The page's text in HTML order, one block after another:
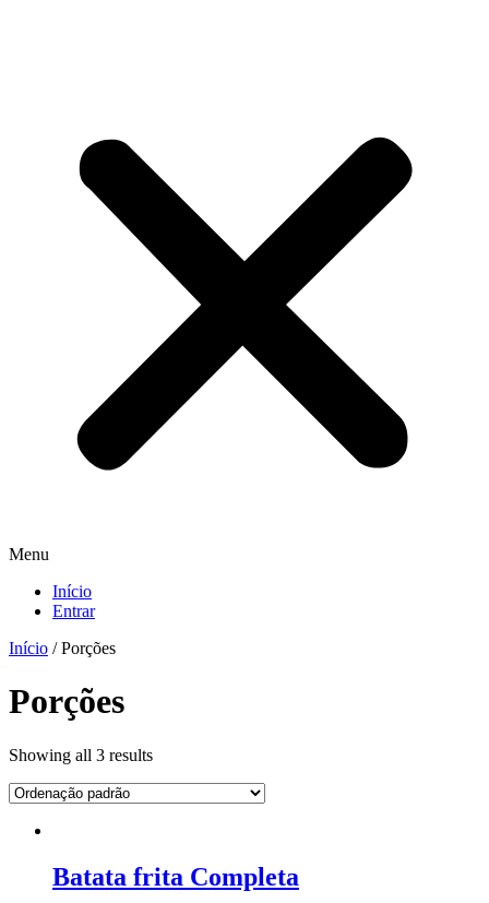
Menu
Início
Entrar
Início / Porções
Porções
Showing all 3 results
Batata frita Completa